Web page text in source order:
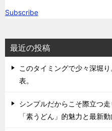
Subscribe
最近の投稿
このタイミングで少々深堀
表。
シンプルだからこそ際立つ
「素うどん」的魅力と最新動